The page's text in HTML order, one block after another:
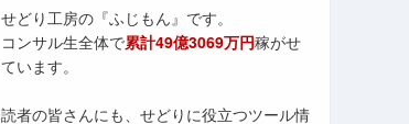
せどり工房の『ふじもん』です。
コンサル生全体で累計49億3069万円稼がせ
ています。
読者の皆さんにも、せどりに役立つツール情